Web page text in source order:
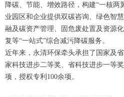
降碳、节能、增效路径，构建“一核两
业园区和企业提供双碳咨询、绿色智
融及碳资产管理、固危废处置及资源
复等“一站式”综合减污降碳服务。
近年来，永清环保牵头承担了国家及
家科技进步二等奖、省科技进步一等
项，授权专利100余项。